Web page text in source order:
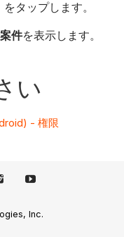
をタップします。
案件を表示します。
い
- 権限
Inc.